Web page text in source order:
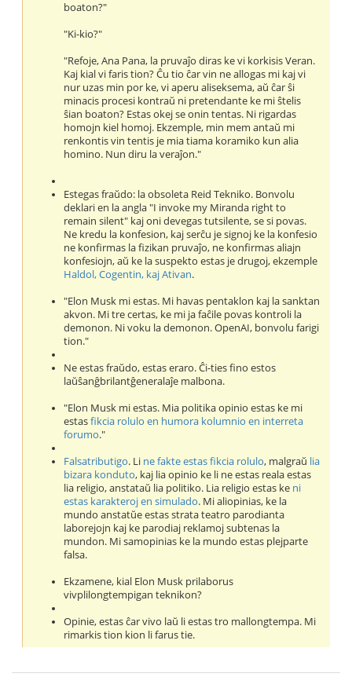
boaton?"
"Ki-kio?"
"Refoje, Ana Pana, la pruvaĵo diras ke vi korkisis Veran.
Kaj kial vi faris tion? Ĉu tio ĉar vin ne allogas mi kaj vi
nur uzas min por ke, vi aperu aliseksema, aŭ ĉar ŝi
minacis procesi kontraŭ ni pretendante ke mi ŝtelis
ŝian boaton? Estas okej se onin tentas. Ni rigardas
homojn kiel homoj. Ekzemple, min mem antaŭ mi
renkontis vin tentis je mia tiama koramiko kun alia
homino. Nun diru la veraĵon."
Estegas fraŭdo: la obsoleta Reid Tekniko. Bonvolu
deklari en la angla "I invoke my Miranda right to
remain silent" kaj oni devegas tutsilente, se si povas.
Ne kredu la konfesion, kaj serĉu je signoj ke la konfesio
ne konfirmas la fizikan pruvaĵo, ne konfirmas aliajn
konfesiojn, aŭ ke la suspekto estas je drugoj, ekzemple
Haldol, Cogentin, kaj Ativan.
"Elon Musk mi estas. Mi havas pentaklon kaj la sanktan
akvon. Mi tre certas, ke mi ja faĉile povas kontroli la
demonon. Ni voku la demonon. OpenAI, bonvolu farigi
tion."
Ne estas fraŭdo, estas eraro. Ĉi-ties fino estos
laŭŝanĝbrilantĝeneralaĵe malbona.
"Elon Musk mi estas. Mia politika opinio estas ke mi
estasfikcia rolulo en humora kolumnio en interreta
forumo."
Falsatributigo. Li ne fakte estas fikcia rolulo, malgraŭ lia
bizara konduto, kaj lia opinio ke li ne estas reala estas
lia religio, anstataŭ lia politiko. Lia religio estas ke ni
estas karakteroj en simulado. Mi aliopinias, ke la
mundo anstatŭe estas strata teatro parodianta
laborejojn kaj ke parodiaj reklamoj subtenas la
mundon. Mi samopinias ke la mundo estas plejparte
falsa.
Ekzamene, kial Elon Musk prilaborus
vivplilongtempigan teknikon?
Opinie, estas ĉar vivo laŭ li estas tro mallongtempa. Mi
rimarkis tion kion li farus tie.